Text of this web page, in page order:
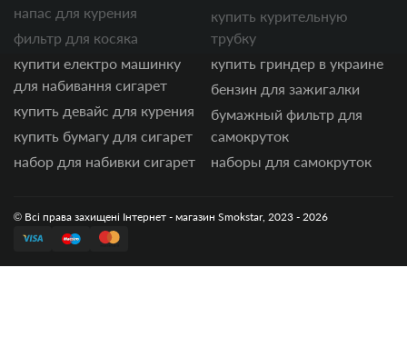
напас для курения
фильтр для косяка
купити електро машинку
для набивання сигарет
купить девайс для курения
купить бумагу для сигарет
набор для набивки сигарет
купить курительную
трубку
купить гриндер в украине
бензин для зажигалки
бумажный фильтр для
самокруток
наборы для самокруток
© Всі права захищені Інтернет - магазин Smokstar, 2023 - 2026